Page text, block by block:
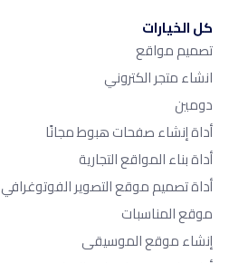
كل الخيارات
تصميم مواقع
انشاء متجر الكتروني
دومين
أداة إنشاء صفحات هبوط مجانًا
أداة بناء المواقع التجارية
أداة تصميم موقع التصوير الفوتوغرافي
موقع المناسبات
إنشاء موقع الموسيقى